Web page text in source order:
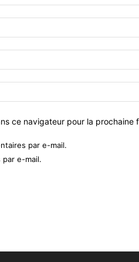
ce navigateur pour la prochaine
par e-mail.
e-mail.